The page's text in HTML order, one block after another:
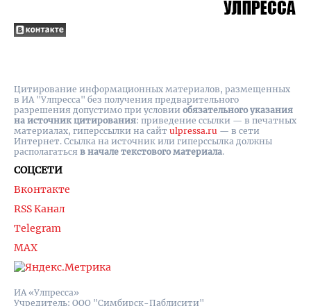
ИА «Улпресса»
Учредитель: ООО "Симбирск-Паблисити"
СОЦСЕТИ
Вконтакте
RSS Канал
Telegram
MAX
Цитирование информационных материалов, размещенных
в ИА "Улпресса" без получения предварительного
разрешения допустимо при условии обязательного указания
на источник цитирования: приведение ссылки — в печатных
материалах, гиперссылки на cайт ulpressa.ru — в сети
Интернет. Ссылка на источник или гиперссылка должны
располагаться в начале текстового материала.